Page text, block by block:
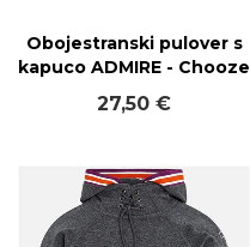
Obojestranski pulover s
kapuco ADMIRE - Chooze
27,50 €